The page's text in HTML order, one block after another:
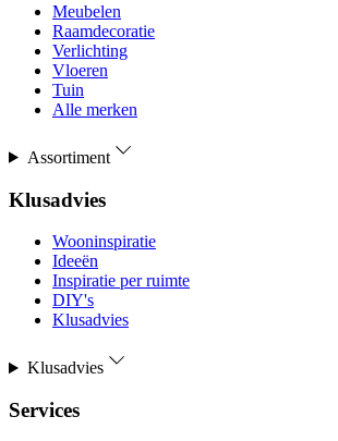
Meubelen
Raamdecoratie
Verlichting
Vloeren
Tuin
Alle merken
Assortiment
Klusadvies
Wooninspiratie
Ideeën
Inspiratie per ruimte
DIY's
Klusadvies
Klusadvies
Services